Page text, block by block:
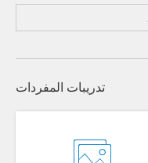
تدريبات المفردات